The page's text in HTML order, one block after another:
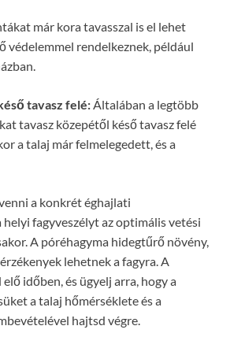
már kora tavasszal is el lehet
védelemmel rendelkeznek, például
tavasz felé: Általában a legtöbb
tavasz közepétől késő tavasz felé
a talaj már felmelegedett, és a
a konkrét éghajlati
fagyveszélyt az optimális vetési
A póréhagyma hidegtűrő növény,
lehetnek a fagyra. A
időben, és ügyelj arra, hogy a
a talaj hőmérséklete és a
hajtsd végre.